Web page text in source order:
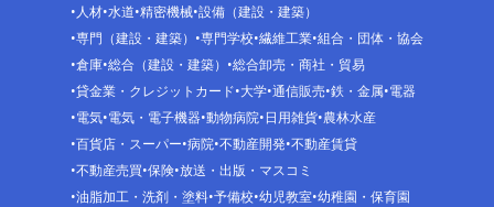
人材 水道 精密機械 設備（建設・建築）
専門（建設・建築）
専門学校 繊維工業 組合・団体・協会
倉庫 総合（建設・建築）
総合卸売・商社・貿易
貸金業・クレジットカード 大学 通信販売 鉄・金属 電器
電気 電気・電子機器 動物病院 日用雑貨 農林水産
百貨店・スーパー 病院 不動産開発 不動産賃貸
不動産売買 保険 放送・出版・マスコミ
油脂加工・洗剤・塗料 予備校 幼児教室 幼稚園・保育園